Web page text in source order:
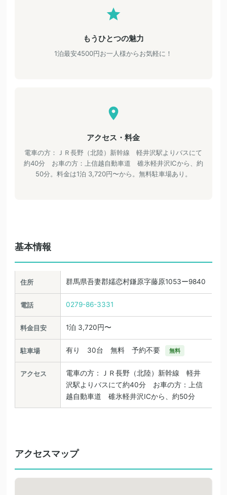
もうひとつの魅力
1泊最安4500円お一人様からお気軽に！
アクセス・料金
電車の方：ＪＲ長野（北陸）新幹線 軽井沢駅よりバスにて
約40分 お車の方：上信越自動車道 碓氷軽井沢ICから、約
50分。料金は1泊 3,720円〜から。無料駐車場あり。
基本情報
住所 群馬県吾妻郡嬬恋村鎌原字藤原1053ー9840
電話 0279-86-3331
料金目安 1泊 3,720円〜
駐車場 有り 30台 無料 予約不要 無料
アクセス
電車の方：ＪＲ長野（北陸）新幹線 軽井
沢駅よりバスにて約40分 お車の方：上信
越自動車道 碓氷軽井沢ICから、約50分
アクセスマップ